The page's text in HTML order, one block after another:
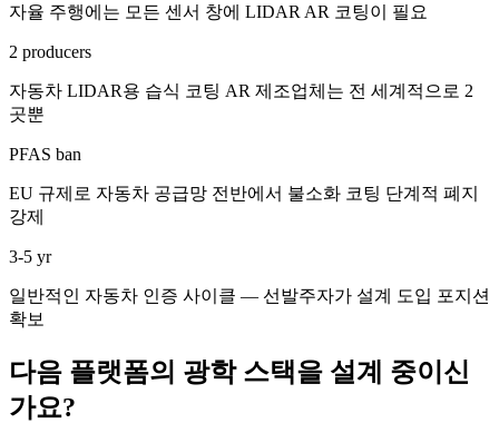
자율 주행에는 모든 센서 창에 LIDAR AR 코팅이 필요
2 producers
자동차 LIDAR용 습식 코팅 AR 제조업체는 전 세계적으로 2
곳뿐
PFAS ban
EU 규제로 자동차 공급망 전반에서 불소화 코팅 단계적 폐지
강제
3-5 yr
일반적인 자동차 인증 사이클 — 선발주자가 설계 도입 포지션
확보
다음 플랫폼의 광학 스택을 설계 중이신
가요?